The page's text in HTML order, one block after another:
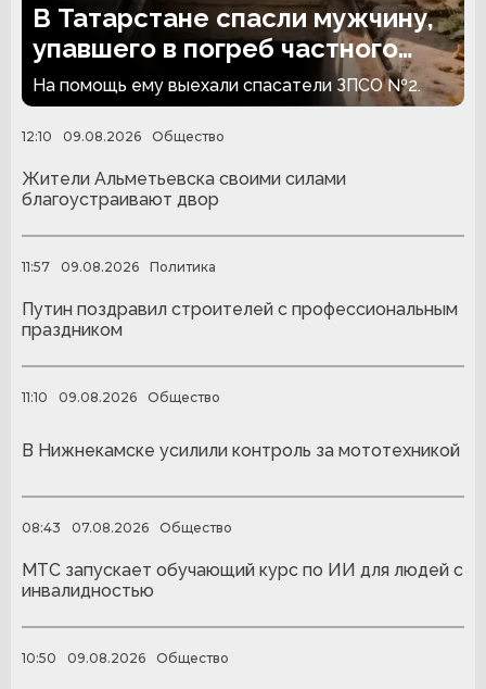
В Татарстане спасли мужчину,
упавшего в погреб частного
дома
На помощь ему выехали спасатели ЗПСО №2.
12:10 09.08.2026 Общество
Жители Альметьевска своими силами
благоустраивают двор
11:57 09.08.2026 Политика
Путин поздравил строителей с профессиональным
праздником
11:10 09.08.2026 Общество
В Нижнекамске усилили контроль за мототехникой
08:43 07.08.2026 Общество
МТС запускает обучающий курс по ИИ для людей с
инвалидностью
10:50 09.08.2026 Общество